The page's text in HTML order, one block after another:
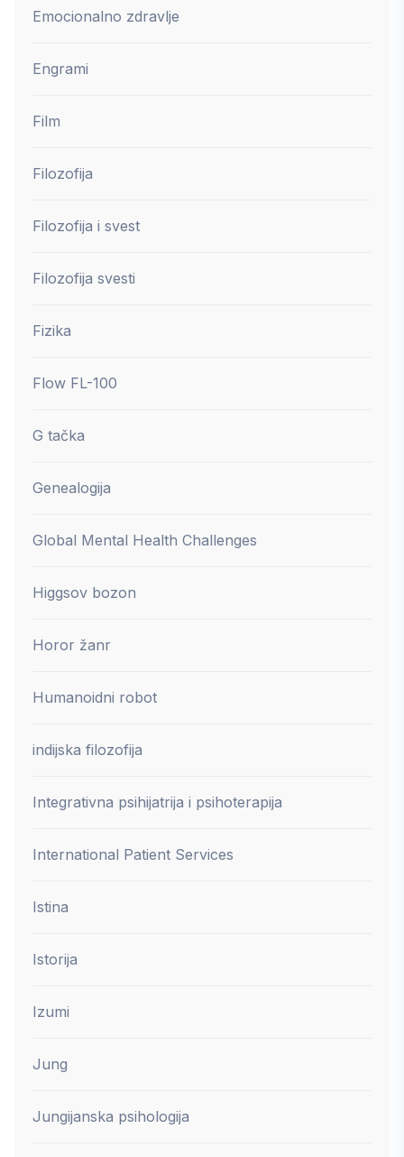
Emocionalno zdravlje
Engrami
Film
Filozofija
Filozofija i svest
Filozofija svesti
Fizika
Flow FL-100
G tačka
Genealogija
Global Mental Health Challenges
Higgsov bozon
Horor žanr
Humanoidni robot
indijska filozofija
Integrativna psihijatrija i psihoterapija
International Patient Services
Istina
Istorija
Izumi
Jung
Jungijanska psihologija